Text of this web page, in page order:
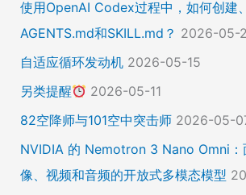
使用OpenAI Codex过程中，如何创建
AGENTS.md和SKILL.md？ 2026-05-
自适应循环发动机 2026-05-15
另类提醒
2026-05-11
82空降师与101空中突击师 2026-05-
NVIDIA 的 Nemotron 3 Nano Omni：
像、视频和音频的开放式多模态模型